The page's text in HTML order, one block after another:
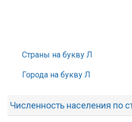
Страны на букву Л
Города на букву Л
Численность населения по